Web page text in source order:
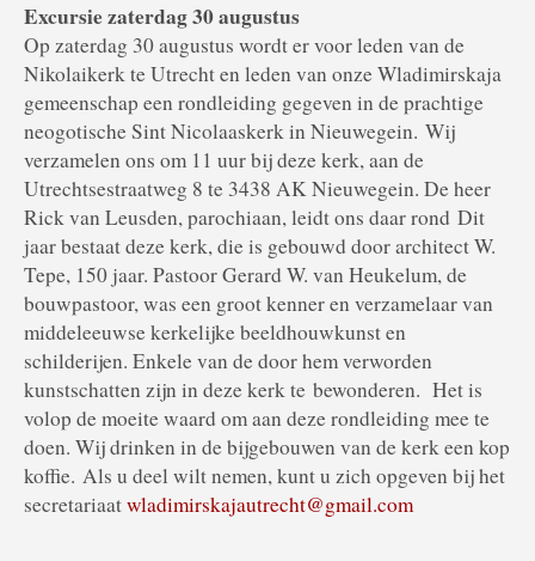
Excursie zaterdag 30 augustus
Op zaterdag 30 augustus wordt er voor leden van de
Nikolaikerk te Utrecht en leden van onze Wladimirskaja
gemeenschap een rondleiding gegeven in de prachtige
neogotische Sint Nicolaaskerk in Nieuwegein. Wij
verzamelen ons om 11 uur bij deze kerk, aan de
Utrechtsestraatweg 8 te 3438 AK Nieuwegein. De heer
Rick van Leusden, parochiaan, leidt ons daar rond Dit
jaar bestaat deze kerk, die is gebouwd door architect W.
Tepe, 150 jaar. Pastoor Gerard W. van Heukelum, de
bouwpastoor, was een groot kenner en verzamelaar van
middeleeuwse kerkelijke beeldhouwkunst en
schilderijen. Enkele van de door hem verworden
kunstschatten zijn in deze kerk te bewonderen. Het is
volop de moeite waard om aan deze rondleiding mee te
doen. Wij drinken in de bijgebouwen van de kerk een kop
koffie. Als u deel wilt nemen, kunt u zich opgeven bij het
secretariaatwladimirskajautrecht@gmail.com